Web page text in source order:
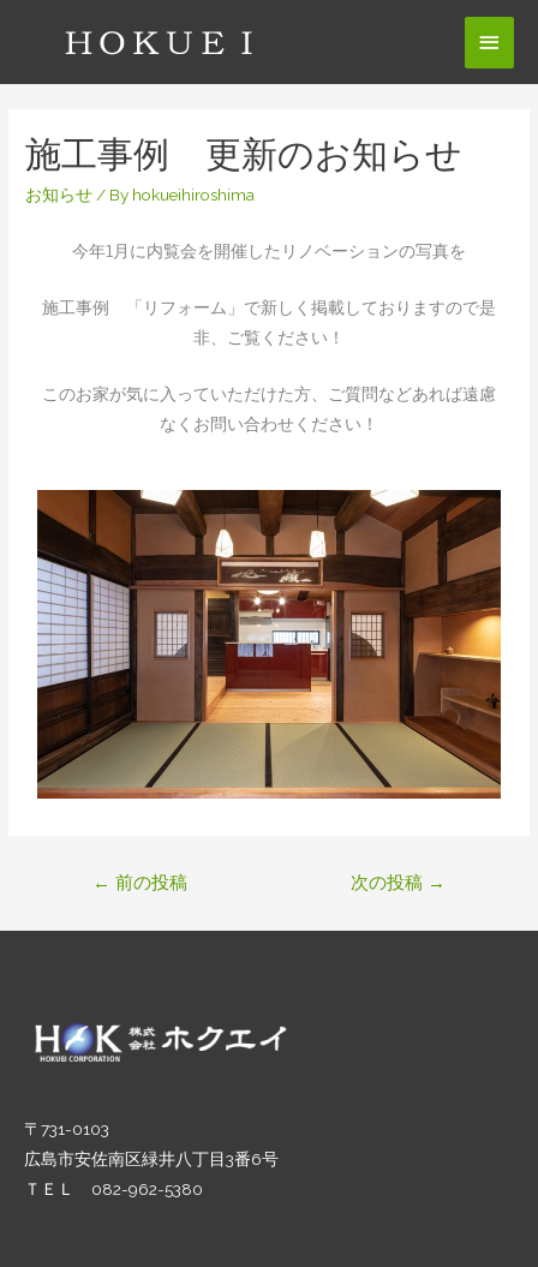
施工事例 更新のお知らせ
お知らせ/ By hokueihiroshima
今年1月に内覧会を開催したリノベーションの写真を
施工事例 「リフォーム」で新しく掲載しておりますので是
非、ご覧ください！
このお家が気に入っていただけた方、ご質問などあれば遠慮
なくお問い合わせください！
← 前の投稿 次の投稿 →
〒731-0103
広島市安佐南区緑井八丁目3番6号
ＴＥＬ 082-962-5380